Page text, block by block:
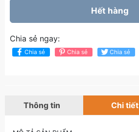
Hết hàng
Chia sẻ ngay:
Chia sẻ Chia sẻ Chia sẻ
Thông tin Chi tiết